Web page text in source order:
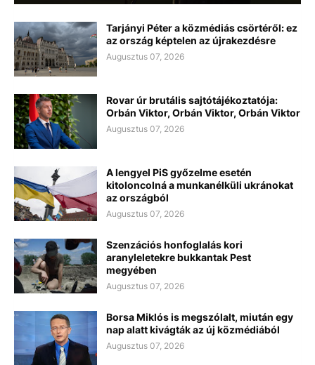
Tarjányi Péter a közmédiás csörtéről: ez
az ország képtelen az újrakezdésre
Augusztus 07, 2026
Rovar úr brutális sajtótájékoztatója:
Orbán Viktor, Orbán Viktor, Orbán Viktor
Augusztus 07, 2026
A lengyel PiS győzelme esetén
kitoloncolná a munkanélküli ukránokat
az országból
Augusztus 07, 2026
Szenzációs honfoglalás kori
aranyleletekre bukkantak Pest
megyében
Augusztus 07, 2026
Borsa Miklós is megszólalt, miután egy
nap alatt kivágták az új közmédiából
Augusztus 07, 2026